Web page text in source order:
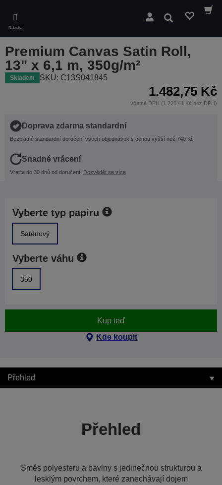
main
content
Nabídka
Hledat
Premium Canvas Satin Roll,
13" x 6,1 m, 350g/m²
Skladem SKU: C13S041845
1.482,75 Kč
včetně DPH (1.225,41 Kč bez DPH)
Doprava zdarma standardní
Bezplatné standardní doručení všech objednávek s cenou vyšší než 740 Kč
Snadné vrácení
Vraťte do 30 dnů od doručení. Dozvědět se více
Vyberte typ papíru
Saténový
Vyberte váhu
350
Kup teď
Kde koupit
Přehled
Přehled
Směs polyesteru a bavlny s jedinečnou strukturou a
lesklým povrchem, které zanechávají dojem